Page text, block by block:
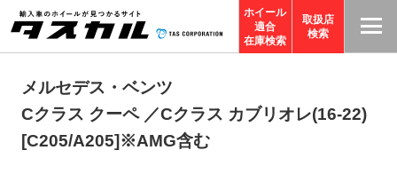
ホイール
適合
在庫検索
取扱店
検索
メルセデス・ベンツ
Cクラス クーペ ／Cクラス カブリオレ(16-22)
[C205/A205]※AMG含む
T
C